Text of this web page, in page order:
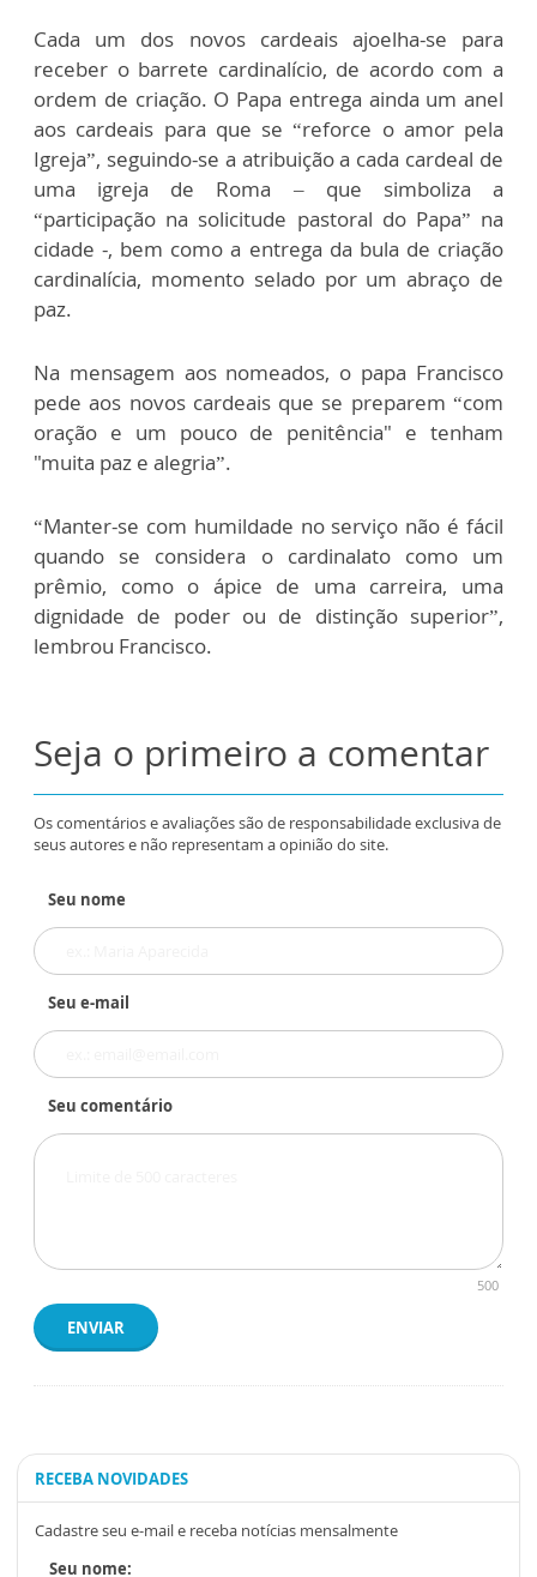
Cada um dos novos cardeais ajoelha-se para
receber o barrete cardinalício, de acordo com a
ordem de criação. O Papa entrega ainda um anel
aos cardeais para que se “reforce o amor pela
Igreja”, seguindo-se a atribuição a cada cardeal de
uma igreja de Roma – que simboliza a
“participação na solicitude pastoral do Papa” na
cidade -, bem como a entrega da bula de criação
cardinalícia, momento selado por um abraço de
paz.
Na mensagem aos nomeados, o papa Francisco
pede aos novos cardeais que se preparem “com
oração e um pouco de penitência" e tenham
"muita paz e alegria”.
“Manter-se com humildade no serviço não é fácil
quando se considera o cardinalato como um
prêmio, como o ápice de uma carreira, uma
dignidade de poder ou de distinção superior”,
lembrou Francisco.
Seja o primeiro a comentar
Os comentários e avaliações são de responsabilidade exclusiva de
seus autores e não representam a opinião do site.
Seu nome
Seu e-mail
Seu comentário
500
ENVIAR
RECEBA NOVIDADES
Cadastre seu e-mail e receba notícias mensalmente
Seu nome: